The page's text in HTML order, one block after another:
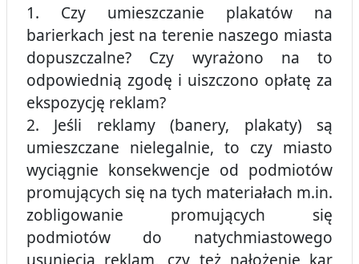
1. Czy umieszczanie plakatów na
barierkach jest na terenie naszego miasta
dopuszczalne? Czy wyrażono na to
odpowiednią zgodę i uiszczono opłatę za
ekspozycję reklam?
2. Jeśli reklamy (banery, plakaty) są
umieszczane nielegalnie, to czy miasto
wyciągnie konsekwencje od podmiotów
promujących się na tych materiałach m.in.
zobligowanie promujących się
podmiotów do natychmiastowego
usunięcia reklam, czy też nałożenie kar